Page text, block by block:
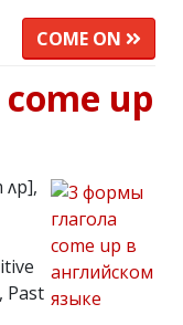
COME ON
up
ʌp],
Past